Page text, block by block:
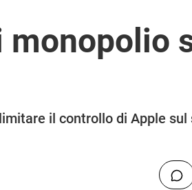
monopolio
il controllo di Apple sul